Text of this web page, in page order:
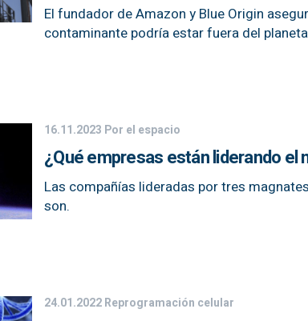
El fundador de Amazon y Blue Origin
contaminante podría estar fuera del
16.11.2023 Por el espacio
¿Qué empresas están liderando
Las compañías lideradas por tres
son.
24.01.2022Reprogramación celular